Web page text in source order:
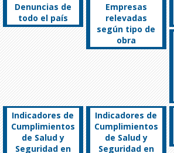
Denuncias de
todo el país
Empresas
relevadas
según tipo de
obra
Indicadores de
Cumplimientos
de Salud y
Seguridad en
Indicadores de
Cumplimientos
de Salud y
Seguridad en